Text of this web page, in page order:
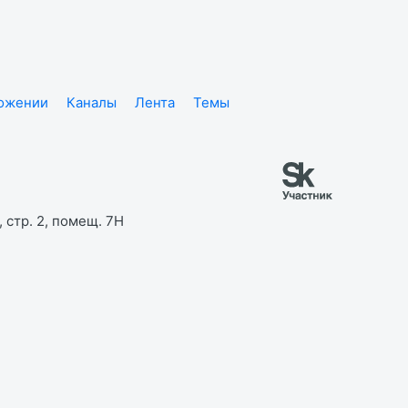
Каналы Лента
Темы
стр. 2, помещ. 7Н